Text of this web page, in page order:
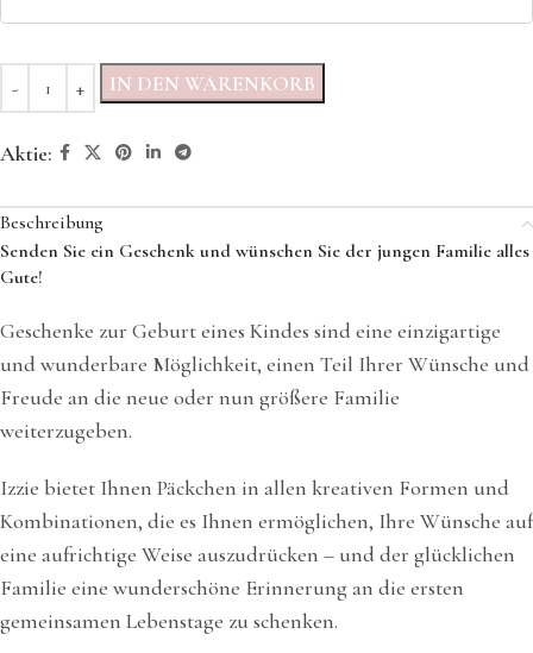
IN DEN WARENKORB
Aktie:
Beschreibung
Senden Sie ein Geschenk und wünschen Sie der jungen Familie alles
Gute!
Geschenke zur Geburt eines Kindes sind eine einzigartige
und wunderbare Möglichkeit, einen Teil Ihrer Wünsche und
Freude an die neue oder nun größere Familie
weiterzugeben.
Izzie bietet Ihnen Päckchen in allen kreativen Formen und
Kombinationen, die es Ihnen ermöglichen, Ihre Wünsche auf
eine aufrichtige Weise auszudrücken – und der glücklichen
Familie eine wunderschöne Erinnerung an die ersten
gemeinsamen Lebenstage zu schenken.